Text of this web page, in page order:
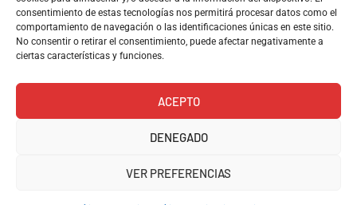
consentimiento de estas tecnologías nos permitirá procesar datos como el
comportamiento de navegación o las identificaciones únicas en este sitio.
No consentir o retirar el consentimiento, puede afectar negativamente a
ciertas características y funciones.
ACEPTO
DENEGADO
VER PREFERENCIAS
coleccionables de
Kiosko.